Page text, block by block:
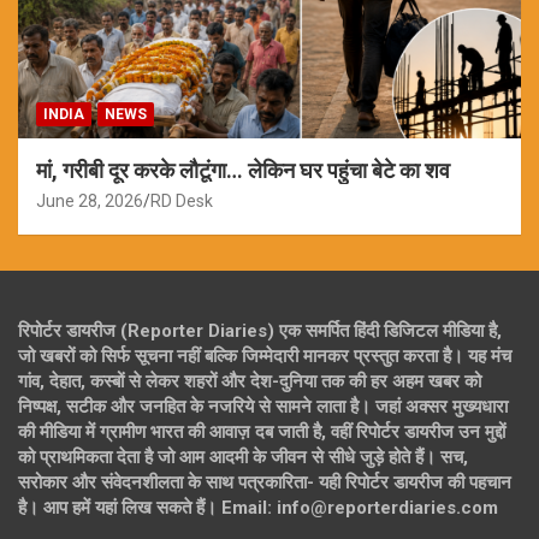
INDIA NEWS
मां, गरीबी दूर करके लौटूंगा… लेकिन घर पहुंचा बेटे का शव
June 28, 2026 RD Desk
रिपोर्टर डायरीज (Reporter Diaries) एक समर्पित हिंदी डिजिटल मीडिया है,
जो खबरों को सिर्फ सूचना नहीं बल्कि जिम्मेदारी मानकर प्रस्तुत करता है। यह मंच
गांव, देहात, कस्बों से लेकर शहरों और देश-दुनिया तक की हर अहम खबर को
निष्पक्ष, सटीक और जनहित के नजरिये से सामने लाता है। जहां अक्सर मुख्यधारा
की मीडिया में ग्रामीण भारत की आवाज़ दब जाती है, वहीं रिपोर्टर डायरीज उन मुद्दों
को प्राथमिकता देता है जो आम आदमी के जीवन से सीधे जुड़े होते हैं। सच,
सरोकार और संवेदनशीलता के साथ पत्रकारिता- यही रिपोर्टर डायरीज की पहचान
है। आप हमें यहां लिख सकते हैं। Email: info@reporterdiaries.com